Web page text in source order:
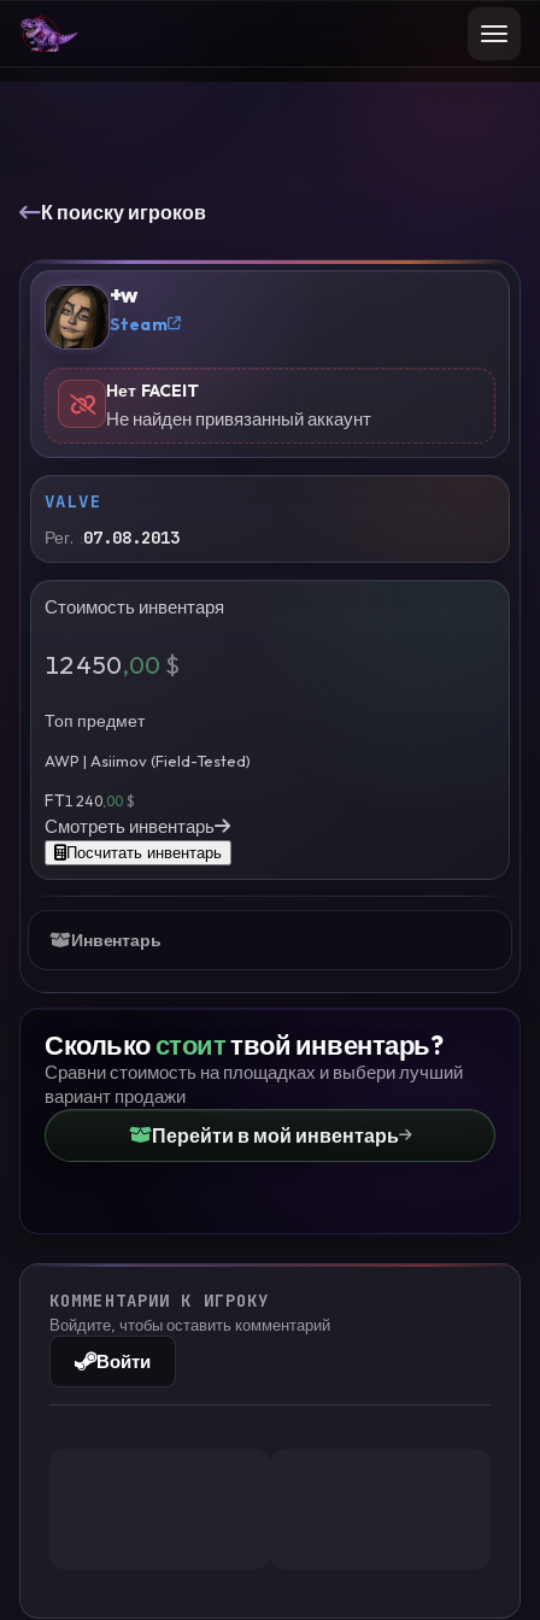
К поиску игроков
? +w
Steam
Нет FACEIT
Не найден привязанный аккаунт
VALVE
Рег. 07.08.2013
Стоимость инвентаря
12 450,00 $
Топ предмет
AWP | Asiimov (Field-Tested)
FT1 240 ,00 $
Смотреть инвентарь
Посчитать инвентарь
Инвентарь
Сколькостоиттвой инвентарь?
Сравни стоимость на площадках и выбери лучший
вариант продажи
Перейти в мой инвентарь
КОММЕНТАРИИ К ИГРОКУ
Войдите, чтобы оставить комментарий
Войти